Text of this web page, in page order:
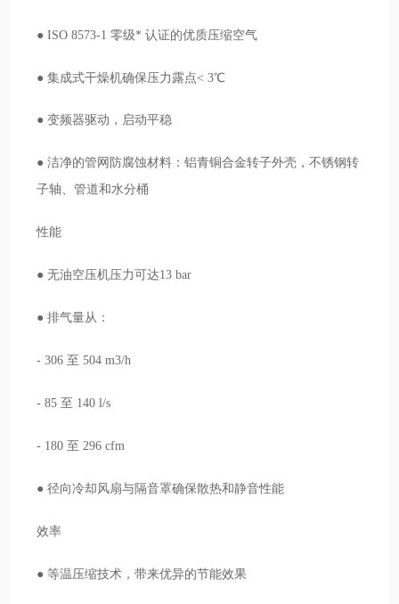
● ISO 8573-1 零级* 认证的优质压缩空气
● 集成式干燥机确保压力露点< 3℃
● 变频器驱动，启动平稳
● 洁净的管网防腐蚀材料：铝青铜合金转子外壳，不锈钢转
子轴、管道和水分桶
性能
● 无油空压机压力可达13 bar
● 排气量从：
- 306 至 504 m3/h
- 85 至 140 l/s
- 180 至 296 cfm
● 径向冷却风扇与隔音罩确保散热和静音性能
效率
● 等温压缩技术，带来优异的节能效果